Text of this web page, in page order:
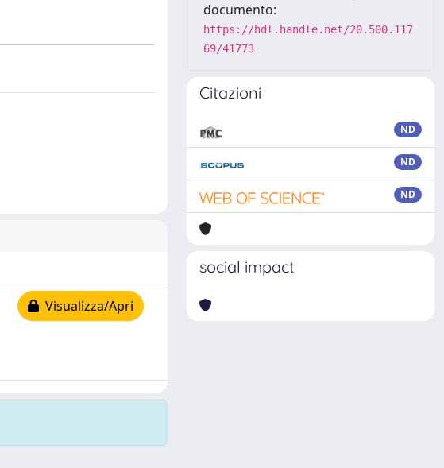
Visualizza/Apri
documento:
https://hdl.handle.net/20.500.117
69/41773
Citazioni
ND
ND
ND
social impact